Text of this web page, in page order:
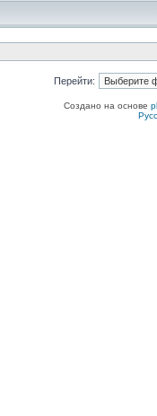
Перейти:
Создано на основе